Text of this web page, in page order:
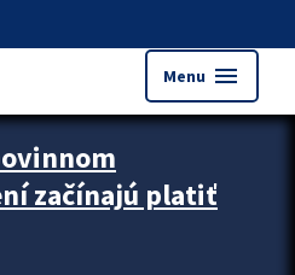
Menu menu
začínajú platiť